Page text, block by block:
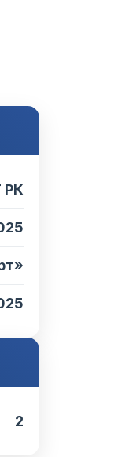
РК
2